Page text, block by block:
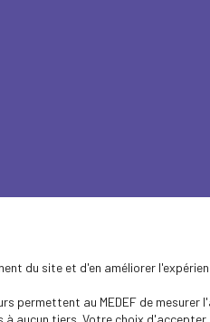
du site et d'en améliorer
permettent au MEDEF de
aucun tiers. Votre choix